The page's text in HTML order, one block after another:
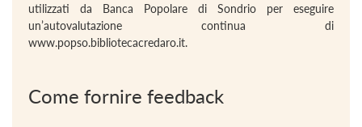
utilizzati da Banca Popolare di Sondrio per eseguire
un’autovalutazione continua di
www.popso.bibliotecacredaro.it.
Come fornire feedback